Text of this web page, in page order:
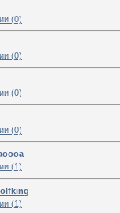
(0)
(0)
(0)
(0)
(1)
(1)